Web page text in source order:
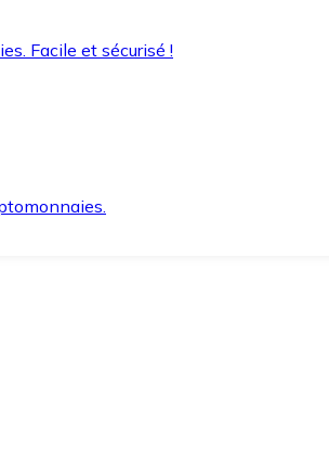
Facile et sécurisé !
sécurité.
avez besoin.